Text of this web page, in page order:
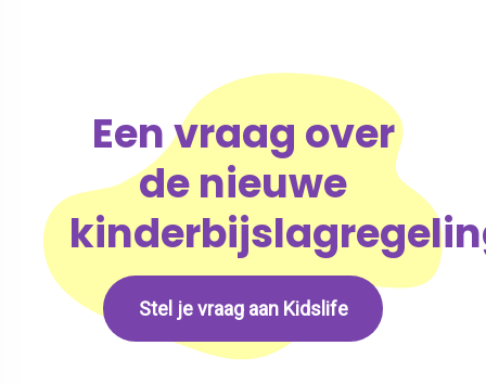
Een vraag over
de nieuwe
Stel je vraag aan Kidslife